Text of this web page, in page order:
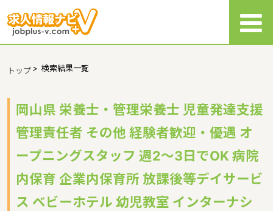
トップ> 検索結果一覧
岡山県 栄養士・管理栄養士 児童発達支援
管理責任者 その他 経験者歓迎・優遇 オ
ープニングスタッフ 週2～3日でOK 病院
内保育 企業内保育所 放課後等デイサービ
ス ベビーホテル 幼児教室 インターナシ